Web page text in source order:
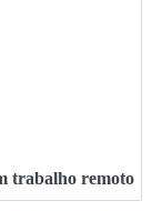
trabalho remoto